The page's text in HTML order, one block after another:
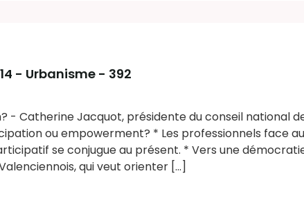
- Urbanisme - 392
- Catherine Jacquot, présidente du conseil national
ou empowerment? * Les professionnels face
se conjugue au présent. * Vers une
qui veut orienter [...]